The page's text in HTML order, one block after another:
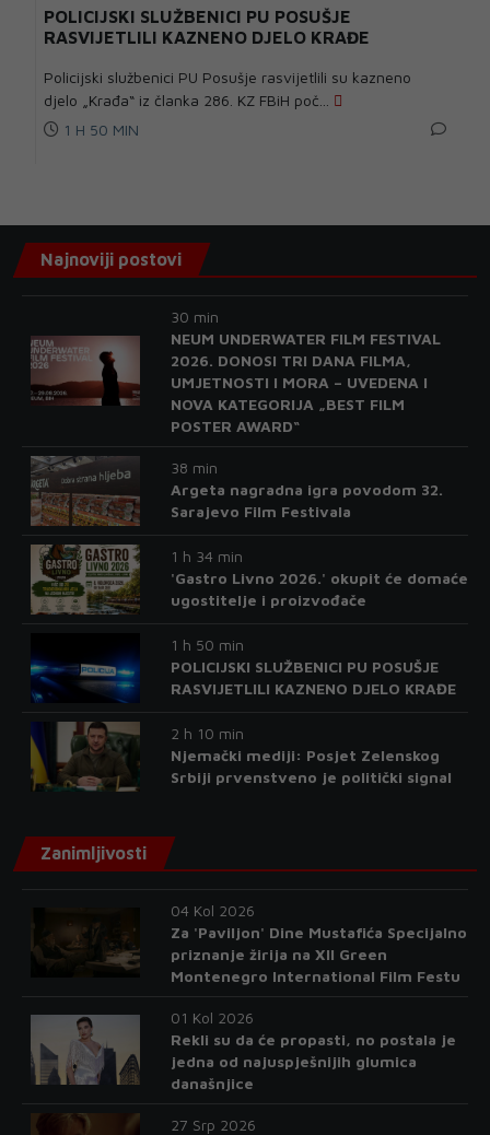
POLICIJSKI SLUŽBENICI PU POSUŠJE
RASVIJETLILI KAZNENO DJELO KRAĐE
Policijski službenici PU Posušje rasvijetlili su kazneno
djelo „Krađa“ iz članka 286. KZ FBiH poč...
1 H 50 MIN
Najnoviji postovi
30 min
NEUM UNDERWATER FILM FESTIVAL
2026. DONOSI TRI DANA FILMA,
UMJETNOSTI I MORA – UVEDENA I
NOVA KATEGORIJA „BEST FILM
POSTER AWARD“
38 min
Argeta nagradna igra povodom 32.
Sarajevo Film Festivala
1 h 34 min
'Gastro Livno 2026.' okupit će domaće
ugostitelje i proizvođače
1 h 50 min
POLICIJSKI SLUŽBENICI PU POSUŠJE
RASVIJETLILI KAZNENO DJELO KRAĐE
2 h 10 min
Njemački mediji: Posjet Zelenskog
Srbiji prvenstveno je politički signal
Zanimljivosti
04 Kol 2026
Za 'Paviljon' Dine Mustafića Specijalno
priznanje žirija na XII Green
Montenegro International Film Festu
01 Kol 2026
Rekli su da će propasti, no postala je
jedna od najuspješnijih glumica
današnjice
27 Srp 2026